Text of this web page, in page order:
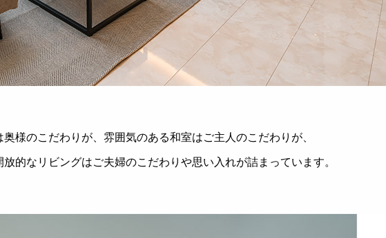
様のこだわりが、雰囲気のある和室はご主人のこだわりが、
的なリビングはご夫婦のこだわりや思い入れが詰まっています。